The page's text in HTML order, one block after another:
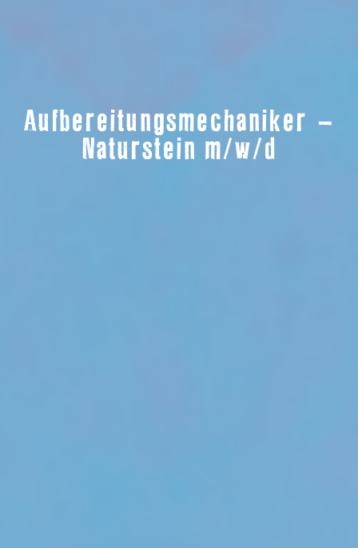
Aufbereitungsmechaniker –
Naturstein m/w/d